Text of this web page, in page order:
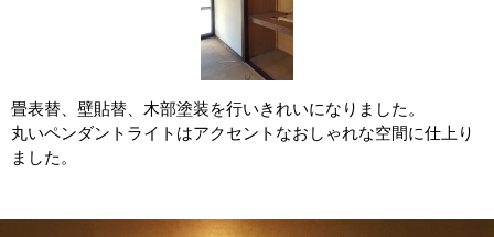
畳表替、壁貼替、木部塗装を行いきれいになりました。
丸いペンダントライトはアクセントなおしゃれな空間に仕上り
ました。